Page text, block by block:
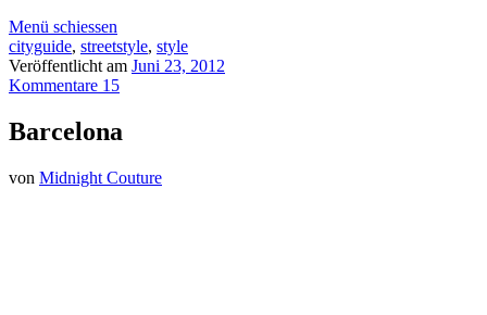
Menü schiessen
cityguide, streetstyle, style
Veröffentlicht am Juni 23, 2012
Kommentare 15
Barcelona
von Midnight Couture